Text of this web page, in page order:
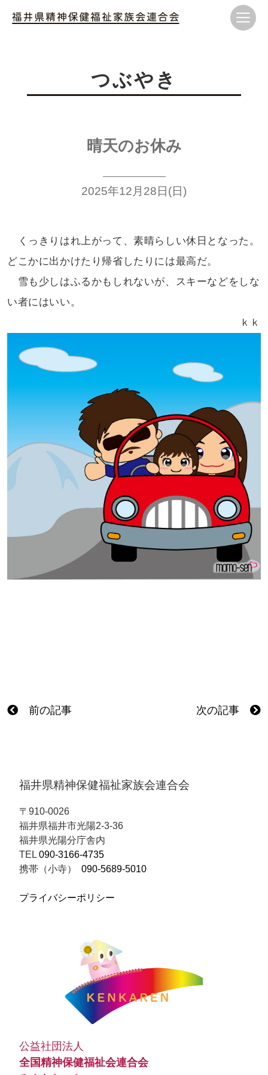
つぶやき
晴天のお休み
2025年12月28日(日)
くっきりはれ上がって、素晴らしい休日となった。
どこかに出かけたり 帰省したりには最高だ。
雪も少しはふるかもしれないが、 スキーなどをしな
い者にはいい。
ｋｋ
前の記事 次の記事
福井県精神保健福祉家族会連合会
〒910-0026
福井県福井市光陽2-3-36
福井県光陽分庁舎内
TEL 090-3166-4735
携帯（小寺） 090-5689-5010
プライバシーポリシー
公益社団法人
全国精神保健福祉会連合会